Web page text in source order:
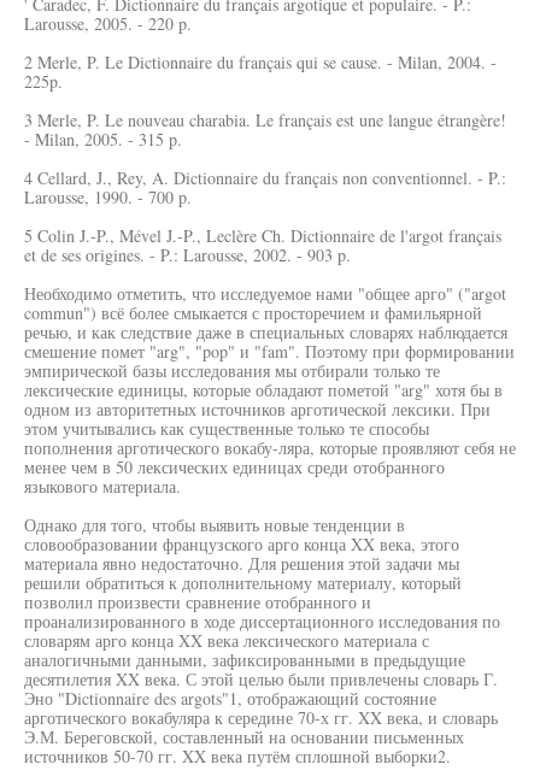
Larousse, 2005. - 220 p.
2 Merle, P. Le Dictionnaire du français qui se cause. - Milan, 2004. -
225p.
3 Merle, P. Le nouveau charabia. Le français est une langue étrangère!
- Milan, 2005. - 315 p.
4 Cellard, J., Rey, A. Dictionnaire du français non conventionnel. - P.:
Larousse, 1990. - 700 p.
5 Colin J.-P., Mével J.-P., Leclère Ch. Dictionnaire de l'argot français
et de ses origines. - P.: Larousse, 2002. - 903 p.
Необходимо отметить, что исследуемое нами "общее арго" ("argot
commun") всё более смыкается с просторечием и фамильярной
речью, и как следствие даже в специальных словарях наблюдается
смешение помет "arg", "pop" и "fam". Поэтому при формировании
эмпирической базы исследования мы отбирали только те
лексические единицы, которые обладают пометой "arg" хотя бы в
одном из авторитетных источников арготической лексики. При
этом учитывались как существенные только те способы
пополнения арготического вокабу-ляра, которые проявляют себя не
менее чем в 50 лексических единицах среди отобранного
языкового материала.
Однако для того, чтобы выявить новые тенденции в
словообразовании французского арго конца XX века, этого
материала явно недостаточно. Для решения этой задачи мы
решили обратиться к дополнительному материалу, который
позволил произвести сравнение отобранного и
проанализированного в ходе диссертационного исследования по
словарям арго конца XX века лексического материала с
аналогичными данными, зафиксированными в предыдущие
десятилетия XX века. С этой целью были привлечены словарь Г.
Эно "Dictionnaire des argots"1, отображающий состояние
арготического вокабуляра к середине 70-х гг. XX века, и словарь
Э.М. Береговской, составленный на основании письменных
источников 50-70 гг. XX века путём сплошной выборки2.